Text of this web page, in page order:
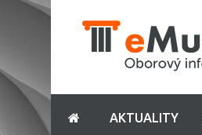
AKTUALITY